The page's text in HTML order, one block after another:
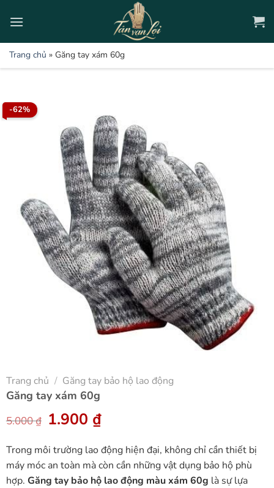
qua
dungTrang chủ » Găng tay xám 60g
-62%
Trang chủ / Găng tay bảo hộ lao động
Găng tay xám 60g
5.000₫ Giá
gốc
5.000 ₫.
1.900 ₫Giá
là:
1.900 ₫.
Trong môi trường lao động hiện đại, không chỉ cần thiết bị
máy móc an toàn mà còn cần những vật dụng bảo hộ phù
hợp. Găng tay bảo hộ lao động màu xám 60g là sự lựa